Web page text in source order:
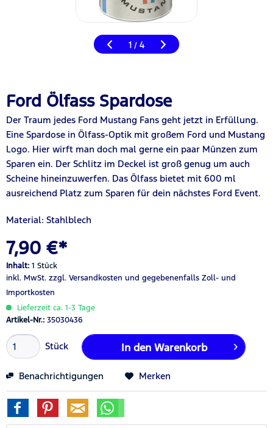
1 / 4
Ford Ölfass Spardose
Der Traum jedes Ford Mustang Fans geht jetzt in Erfüllung.
Eine Spardose in Ölfass-Optik mit großem Ford und Mustang
Logo. Hier wirft man doch mal gerne ein paar Münzen zum
Sparen ein. Der Schlitz im Deckel ist groß genug um auch
Scheine hineinzuwerfen. Das Ölfass bietet mit 600 ml
ausreichend Platz zum Sparen für dein nächstes Ford Event.
Material: Stahlblech
7,90 €*
Inhalt: 1 Stück
inkl. MwSt. zzgl. Versandkosten und gegebenenfalls Zoll- und
Importkosten
Lieferzeit ca. 1-3 Tage
Artikel-Nr.: 35030436
Stück In den Warenkorb
Benachrichtigungen Merken